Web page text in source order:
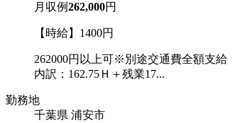
月収例262,000円
【時給】1400円
262000円以上可※別途交通費全額支給
内訳：162.75Ｈ＋残業17...
勤務地
千葉県 浦安市